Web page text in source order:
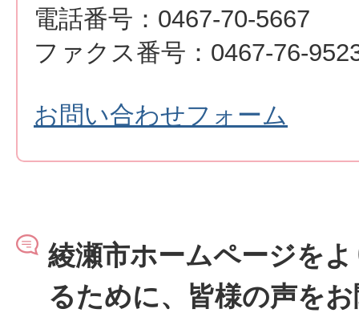
電話番号：0467-70-5667
ファクス番号：0467-76-
お問い合わせフォーム
綾瀬市ホームページを
るために、皆様の声を